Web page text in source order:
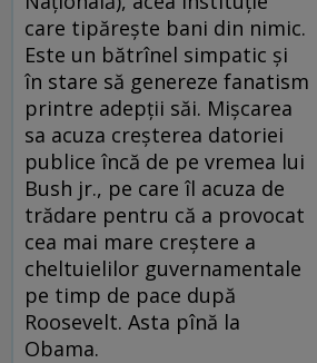
care tipăreşte bani din nimic.
Este un bătrînel simpatic şi
în stare să genereze fanatism
printre adepţii săi. Mişcarea
sa acuza creşterea datoriei
publice încă de pe vremea lui
Bush jr., pe care îl acuza de
trădare pentru că a provocat
cea mai mare creştere a
cheltuielilor guvernamentale
pe timp de pace după
Roosevelt. Asta pînă la
Obama.